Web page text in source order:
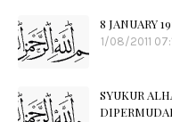
8 JANUARY
1/08/2011
SYUKUR